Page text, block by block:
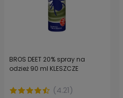
BROS DEET 20% spray na
odzież 90 ml KLESZCZE
(4.21)